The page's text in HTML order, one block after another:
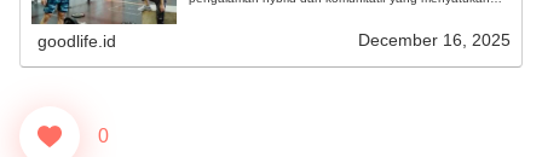
goodlife.id December 16, 2025
0